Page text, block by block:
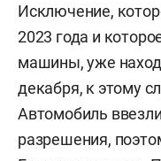
Исключение,
2023 года и
машины, уже
декабря, к этому
Автомобиль
разрешения,